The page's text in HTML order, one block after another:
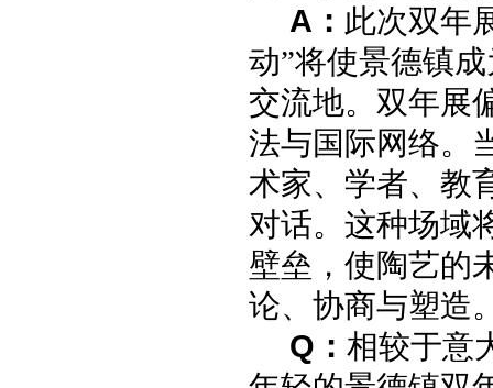
A ： 此次双年
动”将使景德镇
交流地。双年展
法与国际网络。
术家、学者、教
对话。这种场域
壁垒，使陶艺的
论、协商与塑造
Q ：相较于意